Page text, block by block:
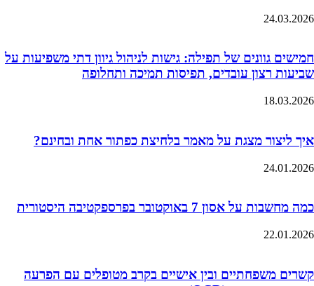
24.03.2026
חמישים גוונים של תפילה: גישות לניהול גיוון דתי משפיעות על
שביעות רצון עובדים, תפיסות תמיכה ותחלופה
18.03.2026
איך ליצור מצגת על מאמר בלחיצת כפתור אחת ובחינם?
24.01.2026
כמה מחשבות על אסון 7 באוקטובר בפרספקטיבה היסטורית
22.01.2026
קשרים משפחתיים ובין אישיים בקרב מטופלים עם הפרעה